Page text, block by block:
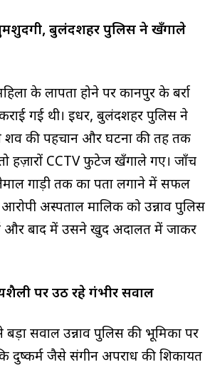
गुमशुदगी, बुलंदशहर पुलिस ने खँगाले
के लापता होने पर कानपुर के बर्रा
गई थी। इधर, बुलंदशहर पुलिस ने
शव की पहचान और घटना की तह तक
हज़ारों CCTV फुटेज खँगाले गए। जाँच
गाड़ी तक का पता लगाने में सफल
आरोपी अस्पताल मालिक को उन्नाव पुलिस
और बाद में उसने खुद अदालत में जाकर
पर उठ रहे गंभीर सवाल
सवाल उन्नाव पुलिस की भूमिका पर
दुष्कर्म जैसे संगीन अपराध की शिकायत